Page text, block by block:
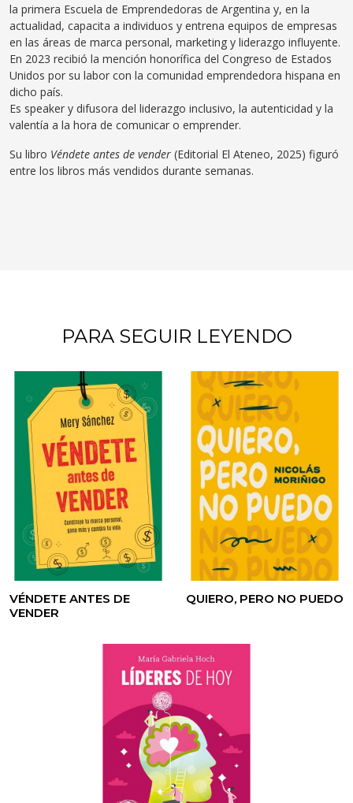
la primera Escuela de Emprendedoras de Argentina y, en la
actualidad, capacita a individuos y entrena equipos de empresas
en las áreas de marca personal, marketing y liderazgo influyente.
En 2023 recibió la mención honorífica del Congreso de Estados
Unidos por su labor con la comunidad emprendedora hispana en
dicho país.
Es speaker y difusora del liderazgo inclusivo, la autenticidad y la
valentía a la hora de comunicar o emprender.
Su libro Véndete antes de vender (Editorial El Ateneo, 2025) figuró
entre los libros más vendidos durante semanas.
PARA SEGUIR LEYENDO
VÉNDETE ANTES DE
VENDER
QUIERO, PERO NO PUEDO